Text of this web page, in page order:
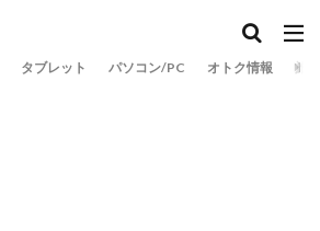
タブレット パソコン/PC オトク情報 旅